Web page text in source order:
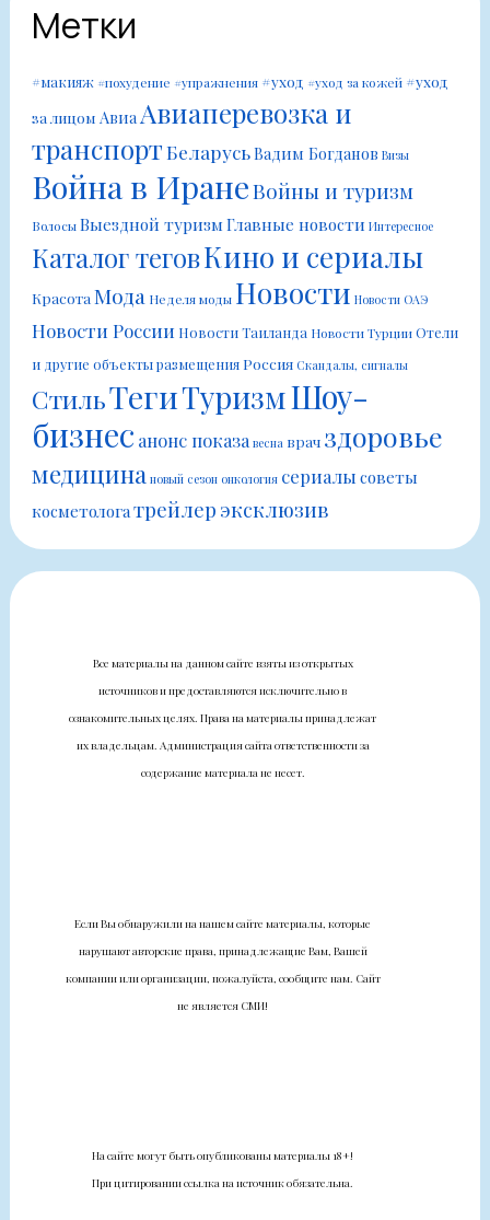
Метки
#макияж #похудение #упражнения #уход #уход за кожей #уход
за лицом Авиа Авиаперевозка и
транспортБеларусьВадим Богданов Визы
Война в ИранеВойны и туризм
ВолосыВыездной туризмГлавные новости Интересное
Каталог теговКино и сериалы
Красота Мода Неделя моды Новости Новости ОАЭ
Новости России Новости Таиланда Новости ТурцииОтели
и другие объекты размещенияРоссия Скандалы, сигналы
СтильТегиТуризмШоу-
бизнес анонс показа весна врач здоровье
медицина новый сезон онкология сериалы советы
косметологатрейлер эксклюзив
Все материалы на данном сайте взяты из открытых
источников и предоставляются исключительно в
ознакомительных целях. Права на материалы принадлежат
их владельцам. Администрация сайта ответственности за
содержание материала не несет.
Если Вы обнаружили на нашем сайте материалы, которые
нарушают авторские права, принадлежащие Вам, Вашей
компании или организации, пожалуйста, сообщите нам. Сайт
не является СМИ!
На сайте могут быть опубликованы материалы 18+!
При цитировании ссылка на источник обязательна.